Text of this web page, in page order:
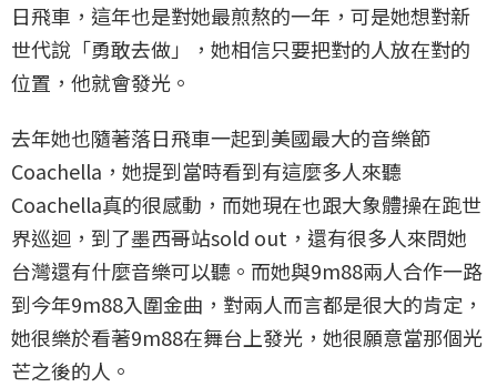
日飛車，這年也是對她最煎熬的一年，可是她想對新
世代說「勇敢去做」，她相信只要把對的人放在對的
位置，他就會發光。
去年她也隨著落日飛車一起到美國最大的音樂節
Coachella，她提到當時看到有這麼多人來聽
Coachella真的很感動，而她現在也跟大象體操在跑世
界巡迴，到了墨西哥站sold out，還有很多人來問她
台灣還有什麼音樂可以聽。而她與9m88兩人合作一路
到今年9m88入圍金曲，對兩人而言都是很大的肯定，
她很樂於看著9m88在舞台上發光，她很願意當那個光
芒之後的人。